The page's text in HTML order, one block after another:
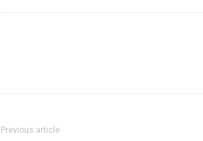
Previous article